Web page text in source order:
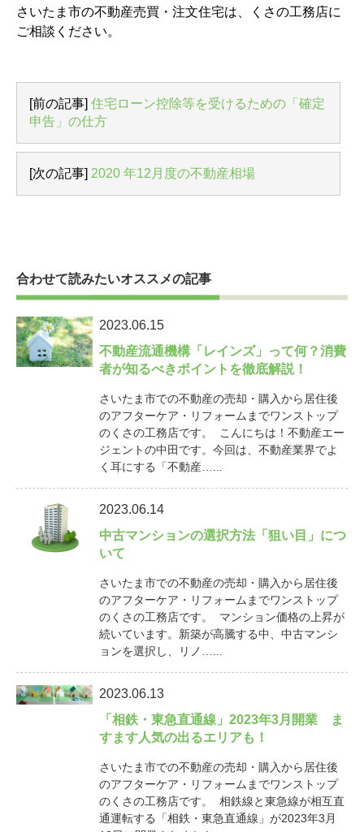
さいたま市の不動産売買・注文住宅は、くさの工務店に
ご相談ください。
[前の記事] 住宅ローン控除等を受けるための「確定
申告」の仕方
[次の記事] 2020 年12月度の不動産相場
合わせて読みたいオススメの記事
2023.06.15
不動産流通機構「レインズ」って何？消費
者が知るべきポイントを徹底解説！
さいたま市での不動産の売却・購入から居住後
のアフターケア・リフォームまでワンストップ
のくさの工務店です。 こんにちは！不動産エー
ジェントの中田です。今回は、不動産業界でよ
く耳にする「不動産…...
2023.06.14
中古マンションの選択方法「狙い目」につ
いて
さいたま市での不動産の売却・購入から居住後
のアフターケア・リフォームまでワンストップ
のくさの工務店です。 マンション価格の上昇が
続いています。新築が高騰する中、中古マンシ
ョンを選択し、リノ…...
2023.06.13
「相鉄・東急直通線」2023年3月開業 ま
すます人気の出るエリアも！
さいたま市での不動産の売却・購入から居住後
のアフターケア・リフォームまでワンストップ
のくさの工務店です。 相鉄線と東急線が相互直
通運転する「相鉄・東急直通線」が2023年3月